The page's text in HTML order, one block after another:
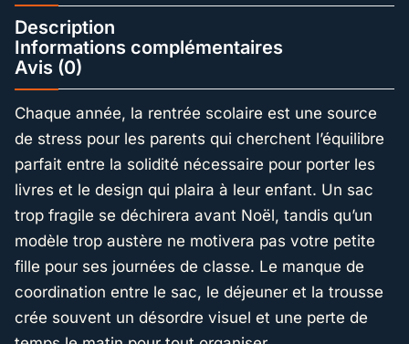
Description
Informations complémentaires
Avis (0)
Chaque année, la rentrée scolaire est une source
de stress pour les parents qui cherchent l’équilibre
parfait entre la solidité nécessaire pour porter les
livres et le design qui plaira à leur enfant. Un sac
trop fragile se déchirera avant Noël, tandis qu’un
modèle trop austère ne motivera pas votre petite
fille pour ses journées de classe. Le manque de
coordination entre le sac, le déjeuner et la trousse
crée souvent un désordre visuel et une perte de